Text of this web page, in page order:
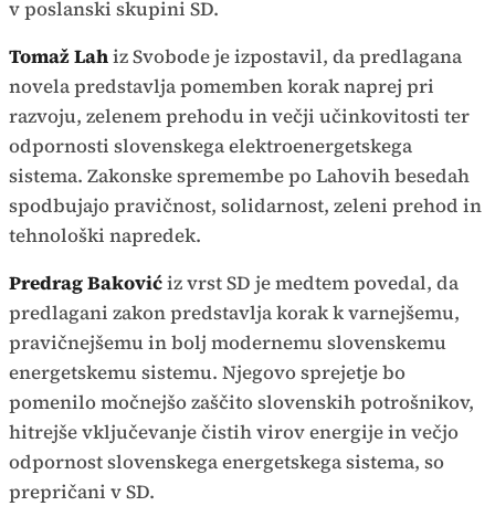
v poslanski skupini SD.
Tomaž Lahiz Svobode je izpostavil, da predlagana
novela predstavlja pomemben korak naprej pri
razvoju, zelenem prehodu in večji učinkovitosti ter
odpornosti slovenskega elektroenergetskega
sistema. Zakonske spremembe po Lahovih besedah
spodbujajo pravičnost, solidarnost, zeleni prehod in
tehnološki napredek.
Predrag Bakovićiz vrst SD je medtem povedal, da
predlagani zakon predstavlja korak k varnejšemu,
pravičnejšemu in bolj modernemu slovenskemu
energetskemu sistemu. Njegovo sprejetje bo
pomenilo močnejšo zaščito slovenskih potrošnikov,
hitrejše vključevanje čistih virov energije in večjo
odpornost slovenskega energetskega sistema, so
prepričani v SD.